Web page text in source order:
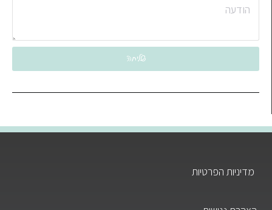
שליחה
מדיניות הפרטיות